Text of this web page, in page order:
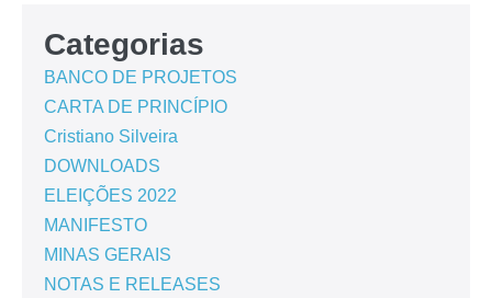
Categorias
BANCO DE PROJETOS
CARTA DE PRINCÍPIO
Cristiano Silveira
DOWNLOADS
ELEIÇÕES 2022
MANIFESTO
MINAS GERAIS
NOTAS E RELEASES